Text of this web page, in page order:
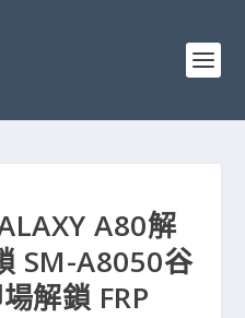
A80解
SM-A8050谷
解鎖 FRP